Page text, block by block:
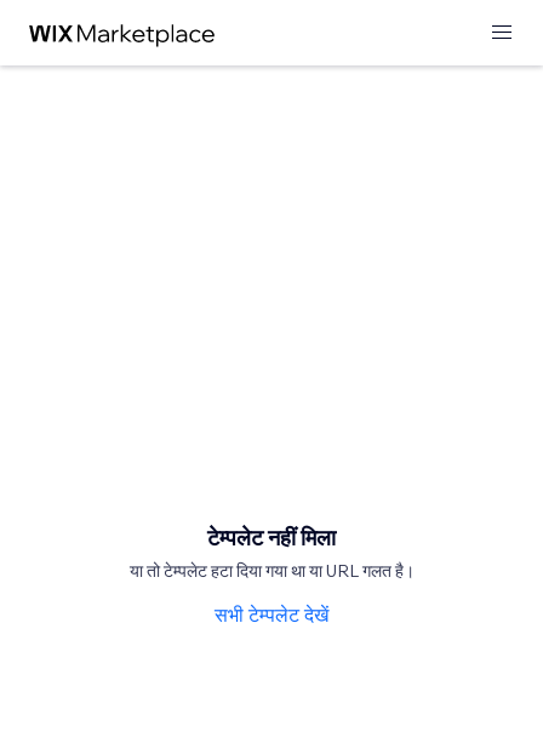
टेम्पलेट नहीं मिला
या तो टेम्पलेट हटा दिया गया था या URL गलत है।
सभी टेम्पलेट देखें